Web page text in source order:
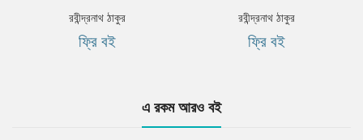
রবীন্দ্রনাথ ঠাকুর
ফ্রি বই
রবীন্দ্রনাথ ঠাকুর
ফ্রি বই
এ রকম আরও বই